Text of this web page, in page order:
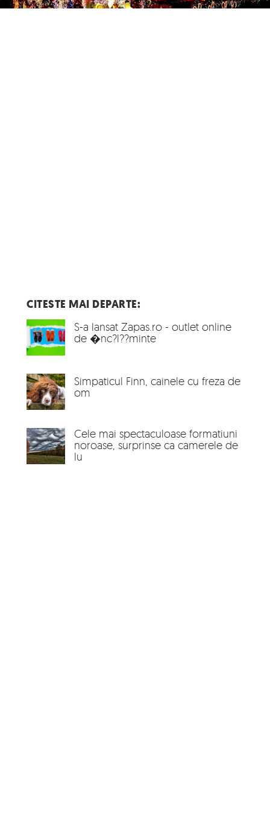
CITESTE MAI DEPARTE:
S-a lansat Zapas.ro - outlet online
de �nc?l??minte
Simpaticul Finn, cainele cu freza de
om
Cele mai spectaculoase formatiuni
noroase, surprinse ca camerele de
lu